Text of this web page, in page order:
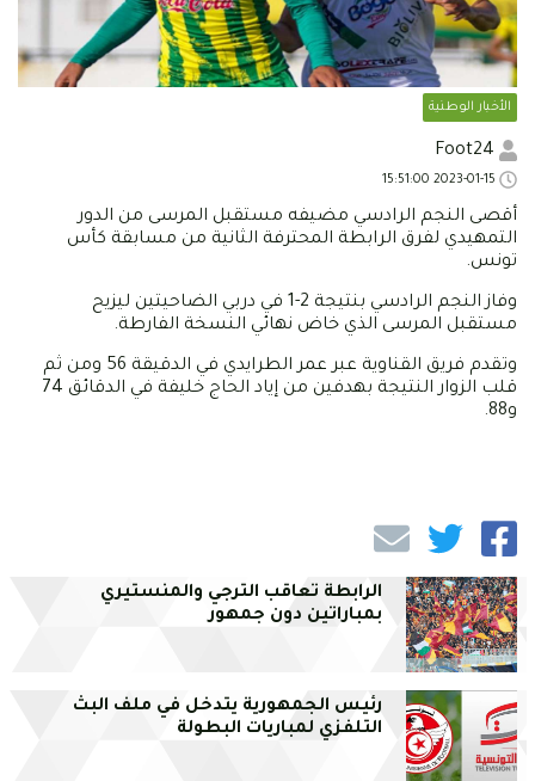
الأخبار الوطنية
أقصى النجم الرادسي مضيفه مستقبل المرسى من الدور
التمهيدي لفرق الرابطة المحترفة الثانية من مسابقة كأس
تونس.
وفاز النجم الرادسي بنتيجة 2-1 في دربي الضاحيتين ليزيح
مستقبل المرسى الذي خاض نهائي النسخة الفارطة.
وتقدم فريق القناوية عبر عمر الطرايدي في الدقيقة 56 ومن ثم
قلب الزوار النتيجة بهدفين من إياد الحاج خليفة في الدقائق 74
و88.
الرابطة تعاقب الترجي والمنستيري
بمباراتين دون جمهور
رئيس الجمهورية يتدخل في ملف البث
التلفزي لمباريات البطولة